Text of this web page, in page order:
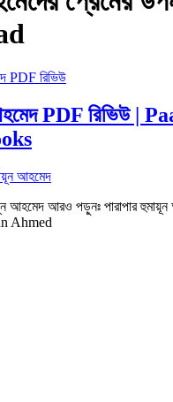
PDF রিভিউ |
আহমেদ
আহমেদ আরও পড়ুনঃ পারাপার
Ahmed